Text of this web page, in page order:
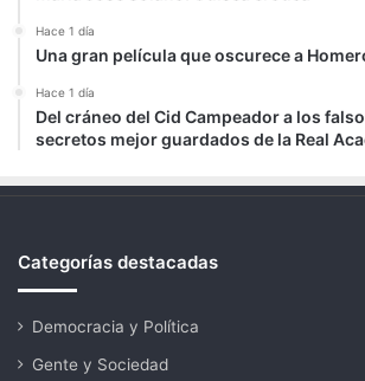
Hace 1 día
Una gran película que oscurece a
Hace 1 día
Del cráneo del Cid Campeador a los
secretos mejor guardados de la Real
Categorías destacadas
Democracia y Política
Gente y Sociedad